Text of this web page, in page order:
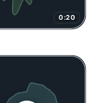
0:20